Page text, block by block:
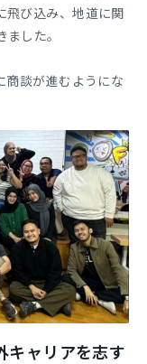
飛び込み、地道に関
した。
商談が進むようにな
キャリアを志す